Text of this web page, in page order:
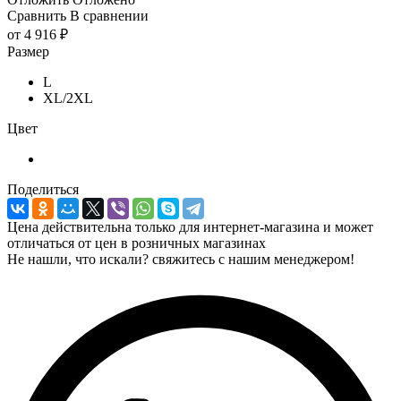
Сравнить В сравнении
от 4 916 ₽
Размер
L
XL/2XL
Цвет
Поделиться
Цена действительна только для интернет-магазина и может
отличаться от цен в розничных магазинах
Не нашли, что искали? свяжитесь с нашим менеджером!